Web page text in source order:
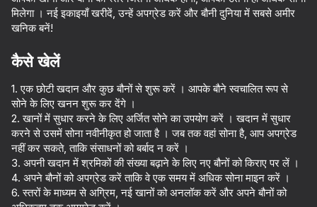
The Evolution of the Sword Merge Imposter
37
Idle Military Base: Army Tycoon
40
मिलेगा । नई इकाइयाँ खरीदें, उन्हें अपग्रेड करें और बौनी दुनिया में सबसे अमीर
खनिक बनें!
कैसे खेलें
1. एक छोटी खदान और कुछ बौनों से शुरू करें । आपके बौने स्वचालित रूप से
सोने के लिए खनन शुरू कर देंगे ।
2. खानों में सुधार करने के लिए अर्जित सोने का उपयोग करें । खदान में सुधार
करने से उसमें सोना नवीनीकृत हो जाता है । जब तक वहां सोना है, आप अपग्रेड
नहीं कर सकते, ताकि संसाधनों को बर्बाद न करें ।
3. अपनी खदान में श्रमिकों की संख्या बढ़ाने के लिए नए बौनों को किराए पर लें ।
4. अपने बौनों को अपग्रेड करें ताकि वे एक समय में अधिक सोना माइन करें ।
6. स्तरों के माध्यम से अग्रिम, नई खानों को अनलॉक करें और अपने बौनों को